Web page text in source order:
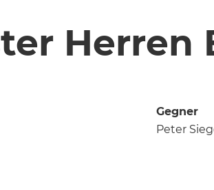
Herren
Gegner
Peter